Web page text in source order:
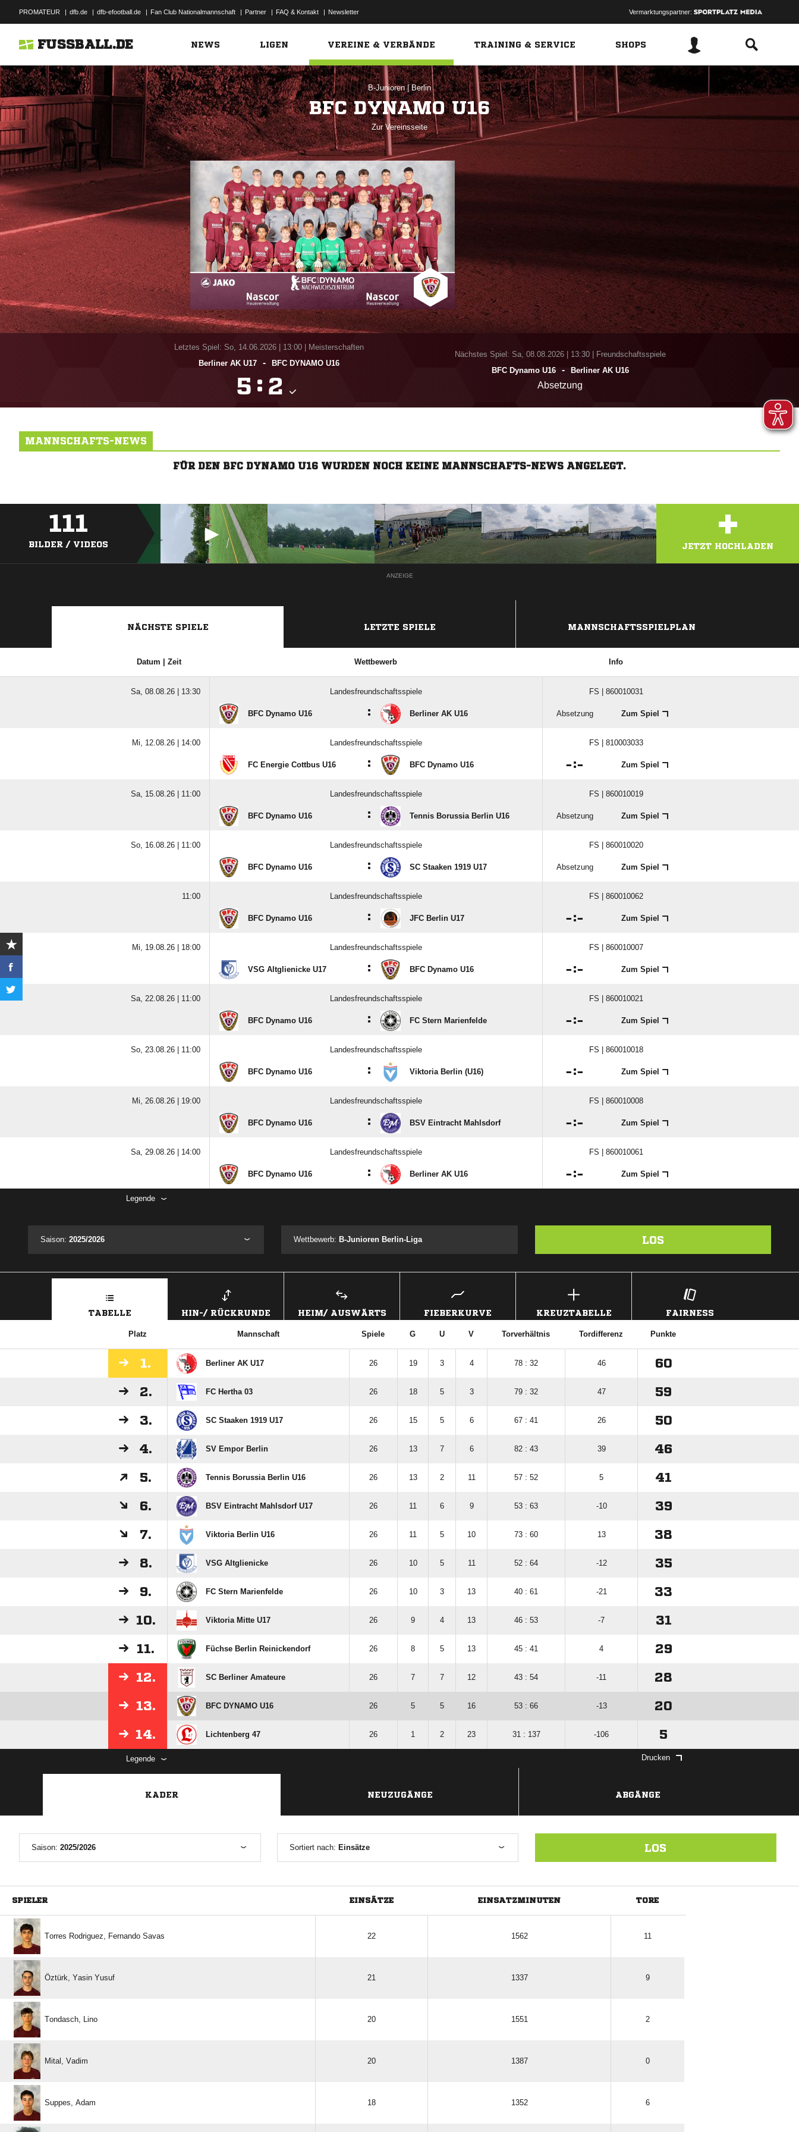
PROMATEUR | dfb.de | dfb-efootball.de | Fan Club Nationalmannschaft | Partner | FAQ & Kontakt | Newsletter Vermarktungspartner:
FUSSBALL.DE NEWS LIGEN VEREINE & VERBÄNDE TRAINING & SERVICE SHOPS
B-Junioren| Berlin
BFC DYNAMO U16
Zur Vereinsseite
Letztes Spiel: So, 14.06.2026| 13:00 | Meisterschaften
Berliner AK U17
- BFC DYNAMO U16
 : 
Nächstes Spiel: Sa, 08.08.2026| 13:30 | Freundschaftsspiele
BFC Dynamo U16
- Berliner AK U16
Absetzung
MANNSCHAFTS-NEWS
FÜR DEN BFC DYNAMO U16 WURDEN NOCH KEINE MANNSCHAFTS-NEWS ANGELEGT.
111
BILDER / VIDEOS +
JETZT HOCHLADEN
ANZEIGE
NÄCHSTE SPIELE LETZTE SPIELE MANNSCHAFTSSPIELPLAN
Datum | Zeit Wettbewerb Info
Sa, 08.08.26 | 13:30 Landesfreundschaftsspiele FS | 860010031
BFC Dynamo U16 : Berliner AK U16 Absetzung Zum Spiel
Mi, 12.08.26 | 14:00 Landesfreundschaftsspiele FS | 810003033
FC Energie Cottbus U16 : BFC Dynamo U16 : Zum Spiel
Sa, 15.08.26 | 11:00 Landesfreundschaftsspiele FS | 860010019
BFC Dynamo U16 : Tennis Borussia Berlin U16 Absetzung Zum Spiel
So, 16.08.26 | 11:00 Landesfreundschaftsspiele FS | 860010020
BFC Dynamo U16 : SC Staaken 1919 U17 Absetzung Zum Spiel
11:00 Landesfreundschaftsspiele FS | 860010062
BFC Dynamo U16 : JFC Berlin U17 : Zum Spiel
Mi, 19.08.26 | 18:00 Landesfreundschaftsspiele FS | 860010007
VSG Altglienicke U17 : BFC Dynamo U16 : Zum Spiel
Sa, 22.08.26 | 11:00 Landesfreundschaftsspiele FS | 860010021
BFC Dynamo U16 : FC Stern Marienfelde : Zum Spiel
So, 23.08.26 | 11:00 Landesfreundschaftsspiele FS | 860010018
BFC Dynamo U16 : Viktoria Berlin (U16) : Zum Spiel
Mi, 26.08.26 | 19:00 Landesfreundschaftsspiele FS | 860010008
BFC Dynamo U16 : BSV Eintracht Mahlsdorf : Zum Spiel
Sa, 29.08.26 | 14:00 Landesfreundschaftsspiele FS | 860010061
BFC Dynamo U16 : Berliner AK U16 : Zum Spiel
Legende
Saison: 2025/2026 Wettbewerb: B-Junioren Berlin-Liga LOS
TABELLE HIN-/ RÜCKRUNDE HEIM/ AUSWÄRTS FIEBERKURVE KREUZTABELLE FAIRNESS
Platz Mannschaft Spiele G U V Torverhältnis Tordifferenz Punkte
1. Berliner AK U17 26 19 3 4 78 : 32 46 60
2. FC Hertha 03 26 18 5 3 79 : 32 47 59
3. SC Staaken 1919 U17 26 15 5 6 67 : 41 26 50
4. SV Empor Berlin 26 13 7 6 82 : 43 39 46
5. Tennis Borussia Berlin U16 26 13 2 11 57 : 52 5 41
6. BSV Eintracht Mahlsdorf U17 26 11 6 9 53 : 63 -10 39
7. Viktoria Berlin U16 26 11 5 10 73 : 60 13 38
8. VSG Altglienicke 26 10 5 11 52 : 64 -12 35
9. FC Stern Marienfelde 26 10 3 13 40 : 61 -21 33
10. Viktoria Mitte U17 26 9 4 13 46 : 53 -7 31
11. Füchse Berlin Reinickendorf 26 8 5 13 45 : 41 4 29
12. SC Berliner Amateure 26 7 7 12 43 : 54 -11 28
13. BFC DYNAMO U16 26 5 5 16 53 : 66 -13 20
14. Lichtenberg 47 26 1 2 23 31 : 137 -106 5
Legende Drucken
KADER NEUZUGÄNGE ABGÄNGE
Saison: 2025/2026 Sortiert nach: Einsätze LOS
SPIELER EINSÄTZE EINSATZMINUTEN TORE
    22 1562 11
   21 1337 9
  20 1551 2
  20 1387 0
  18 1352 6